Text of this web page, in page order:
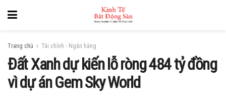
Trang chủ Tài chính - Ngân hàng
Đất Xanh dự kiến lỗ ròng 484 tỷ đồng
vì dự án Gem Sky World